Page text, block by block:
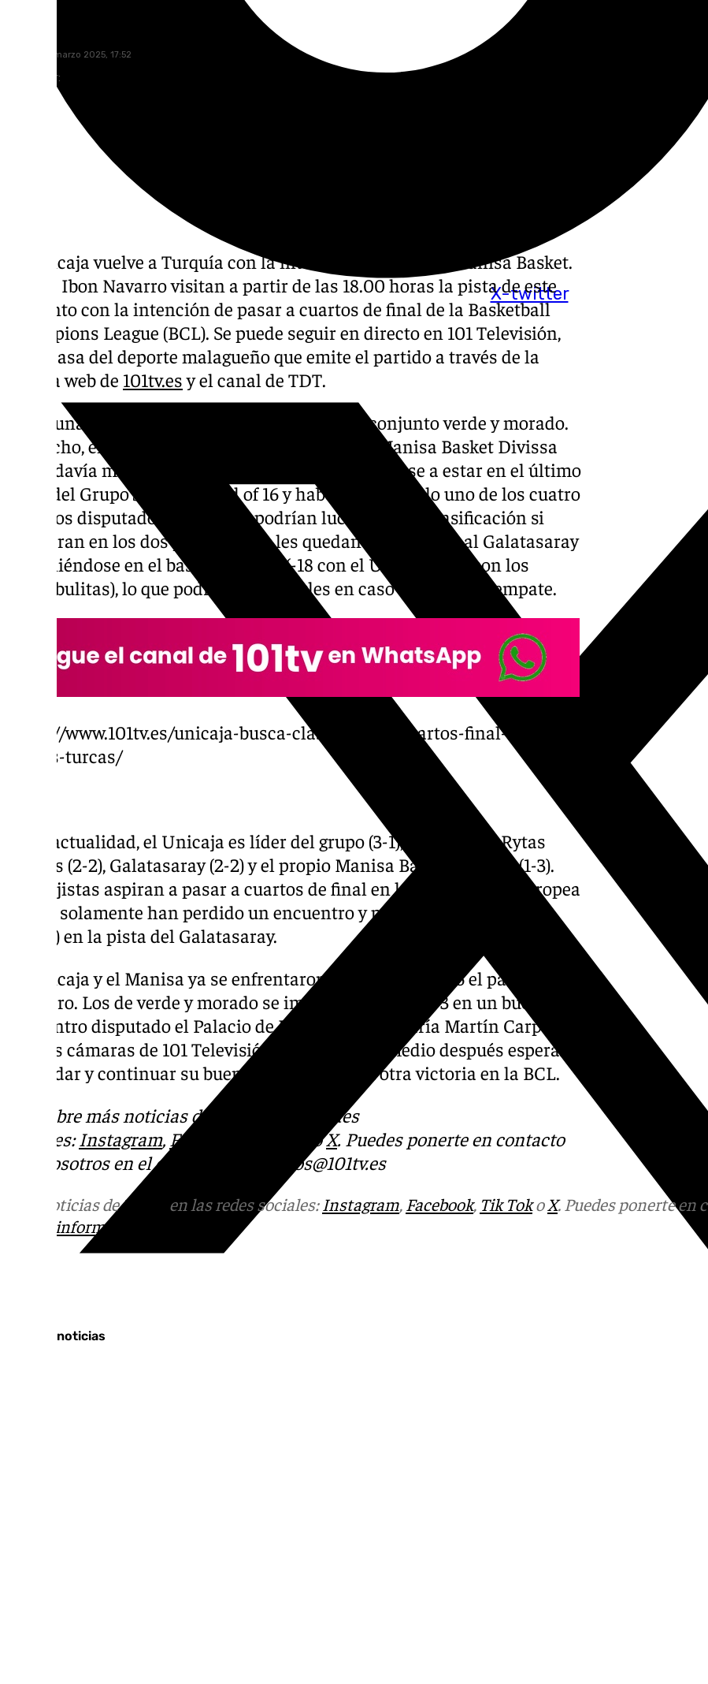
X-twitter
martes, 18 marzo 2025, 17:52
Compartir:
El Unicaja vuelve a Turquía con la intención de ganar al Manisa Basket.
Los de Ibon Navarro visitan a partir de las 18.00 horas la pista de este
conjunto con la intención de pasar a cuartos de final de la Basketball
Champions League (BCL). Se puede seguir en directo en 101 Televisión,
en la casa del deporte malagueño que emite el partido a través de la
página web de 101tv.esy el canal de TDT.
No es una tarea fácil la de este martes para el conjunto verde y morado.
De hecho, enfrente tendrá a un equipo como el Manisa Basket Divissa
que todavía mantiene opciones de clasificación. Pese a estar en el último
lugar del Grupo J en el Round of 16 y haber ganado sólo uno de los cuatro
partidos disputados, los turcos podrían luchar por la clasificación si
vencieran en los dos partidos que les quedan al Unicaja y al Galatasaray
imponiéndose en el basket average (-18 con el Unicaja y -11 con los
estambulitas), lo que podría beneficiarles en caso de un triple empate.
https://www.101tv.es/unicaja-busca-clasificacion-cuartos-final-bcl-
tierras-turcas/
En la actualidad, el Unicaja es líder del grupo (3-1), seguido del Rytas
Vilnius (2-2), Galatasaray (2-2) y el propio Manisa Basket Divissa (1-3).
Los cajistas aspiran a pasar a cuartos de final en la competición europea
donde solamente han perdido un encuentro y por apenas dos puntos
(86-84) en la pista del Galatasaray.
El Unicaja y el Manisa ya se enfrentaron en el Round of 16 el pasado 29
de enero. Los de verde y morado se impusieron por 91-73 en un buen
encuentro disputado el Palacio de Deportes José María Martín Carpena
con las cámaras de 101 Televisión. Ahora, mes y medio después esperan
refrendar y continuar su buena temporada con otra victoria en la BCL.
Descubre más noticias de 101TV en las redes
sociales: Instagram, Facebook oX. Puedes ponerte en contacto
con nosotros en el correo
informativos@101tv.es
Más noticias de101TV en las redes sociales: Instagram, Facebook, Tik TokoX. Puedes ponerte en
informativos@101tv.es
Últimas noticias